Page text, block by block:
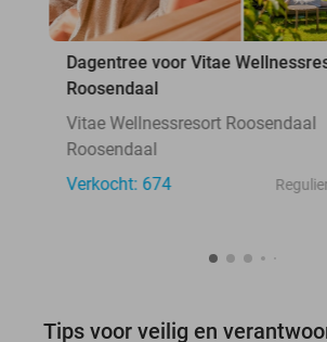
Dagentree voor Vitae
Roosendaal
Vitae Wellnessresort Roosendaal
Roosendaal
Verkocht: 674
Tips voor veilig en